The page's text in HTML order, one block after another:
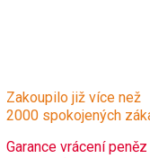
Zakoupilo již více než
2000 spokojených
Garance vrácení peněz